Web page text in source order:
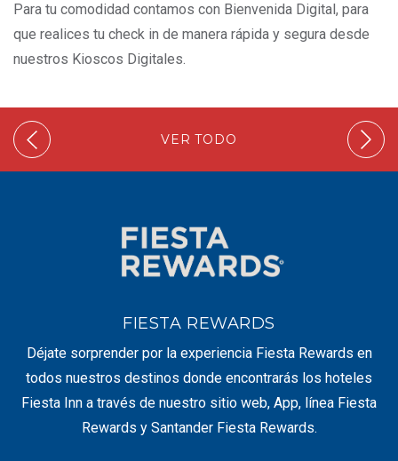
Para tu comodidad contamos con Bienvenida Digital, para
que realices tu check in de manera rápida y segura desde
nuestros Kioscos Digitales.
VER TODO
FIESTA REWARDS
Déjate sorprender por la experiencia Fiesta Rewards en
todos nuestros destinos donde encontrarás los hoteles
Fiesta Inn a través de nuestro sitio web, App, línea Fiesta
Rewards y Santander Fiesta Rewards.